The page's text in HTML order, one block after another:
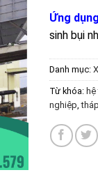
Ứng
sinh bụi
Danh mục:
Từ khóa: hệ
nghiệp ,